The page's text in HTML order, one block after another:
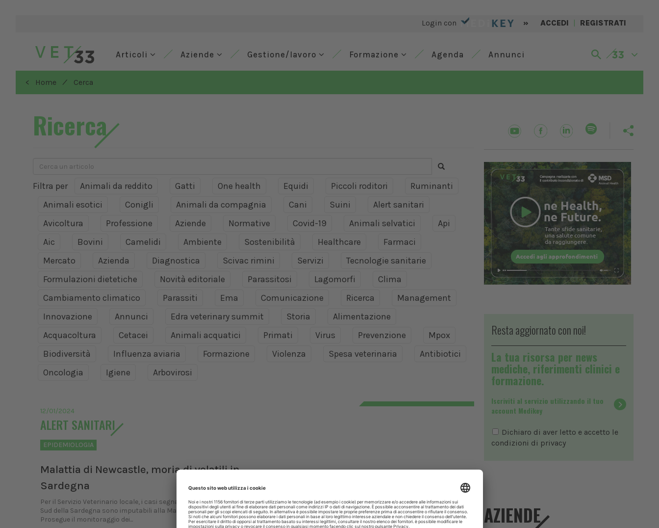
Login con » ACCEDI | REGISTRATI
Articoli Aziende Gestione/lavoro Formazione Agenda Annunci
< Home / Cerca
Ricerca
Filtra per Animali da reddito Gatti One health Equidi Piccoli roditori
Ruminanti
Animali esotici
Conigli Animali da compagnia Cani Suini
Alert sanitari
Avicoltura
Professione Aziende Normative Covid-19 Animali selvatici
Api
Aic
Bovini Camelidi Ambiente Sostenibilità Healthcare
Farmaci
Mercato
Azienda Diagnostica Scivac rimini Servizi
Tecnologie sanitarie
Formulazioni dietetiche
Novità editoriale Parassitosi Lagomorfi
Clima
Cambiamento climatico
Parassiti Ema Comunicazione Ricerca
Management
Innovazione
Annunci Edra veterinary summit Storia
Alimentazione
Acquacoltura
Cetacei Animali acquatici Primati Virus Prevenzione
Mpox
Biodiversità
Influenza aviaria Formazione Violenza Spesa veterinaria
Antibiotici
Oncologia
Igiene Arbovirosi
12/01/2024
ALERT SANITARI
EPIDEMIOLOGIA
Malattia di Newcastle, moria di volatili in
Sardegna
Per il Servizio Veterinario locale, i casi segnalati a dicembre nel
Sud della Sardegna sono imputabili alla Malattia di Newcastle.
Prosegue il monitoraggio dei...
Resta aggiornato con noi!
La tua risorsa per news
mediche, riferimenti clinici e
formazione.
Iscriviti al servizio utilizzando il tuo
account Medikey
Dichiaro di aver letto e accetto le
condizioni di privacy
AZIENDE